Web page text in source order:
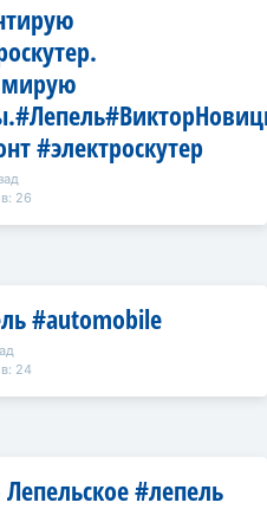
#электроскутер
26
#automobile
24
#лепель